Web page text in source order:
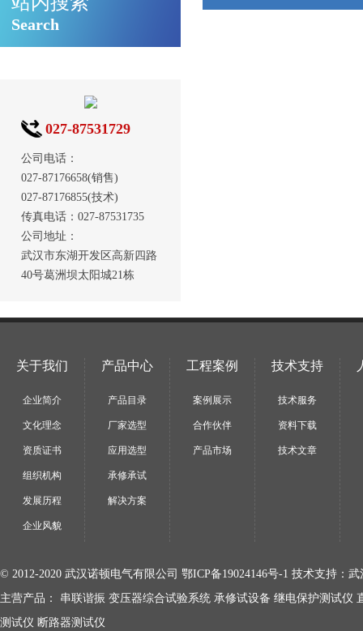
Search
027-87531729
公司电话：
027-87176658(销售)
027-87176855(技术)
传真电话：027-87531735
公司地址：
武汉市东湖开发区高新四路
40号葛洲坝太阳城21栋
关于我们
企业简介
文化理念
资质证书
组织机构
发展历程
企业风貌
产品中心
产品目录
厂家选型
应用选型
承修承试
解决方案
工程案例
案例展示
合作伙伴
产品市场
技术支持
技术服务
资料下载
技术文章
© 2012-2020 武汉诺顿电气有限公司 鄂ICP备19024146号-1 技术支持： 武
主营产品： 串联谐振 变压器综合试验系统 承修试设备 继电保护测试仪
测试仪 断路器测试仪